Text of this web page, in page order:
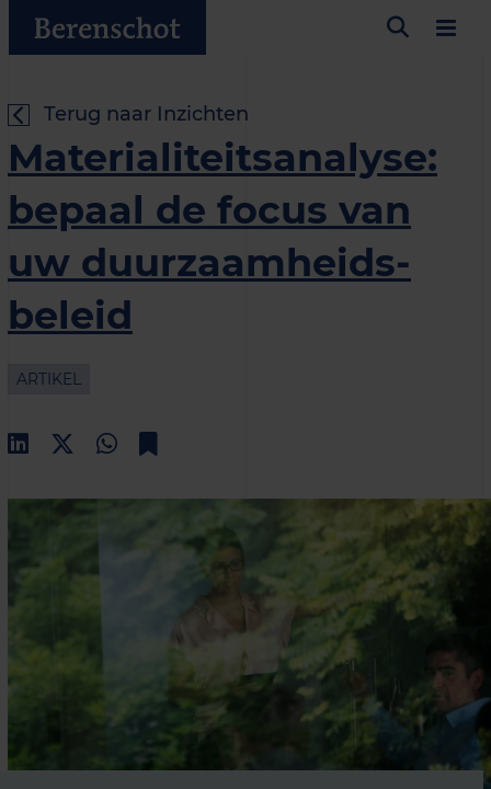
Terug naar Inzichten
Materialiteits­analyse:
bepaal de focus van
uw duurzaamheids­
beleid
ARTIKEL